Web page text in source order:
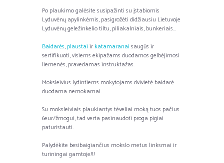
Po plaukimo galėsite susipažinti su įstabiomis
Lyduvėnų apylinkėmis, pasigrožėti didžiausiu Lietuvoje
Lyduvėnų geležinkelio tiltu, piliakalniais, bunkeriais…
Baidarės, plaustai ir katamaranai saugūs ir
sertifikuoti, visiems ekipažams duodamos gelbėjimosi
liemenės, pravedamas instruktažas.
Moksleivius lydintiems mokytojams dvivietė baidarė
duodama nemokamai.
Su moksleiviais plaukiantys tėveliai moką tuos pačius
6eur/žmogui, tad verta pasinaudoti proga pigiai
paturistauti.
Palydėkite besibaigiančius mokslo metus linksmai ir
turiningai gamtoje!!!